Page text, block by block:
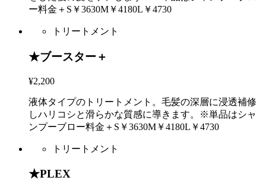
ー料金＋S￥3630M￥4180L￥4730
トリートメント
★ブースター＋
¥2,200
液体タイプのトリートメント。毛髪の深層に浸透補修
しハリコシと滑らかな質感に導きます。※単品はシャ
ンプーブロー料金＋S￥3630M￥4180L￥4730
トリートメント
★PLEX